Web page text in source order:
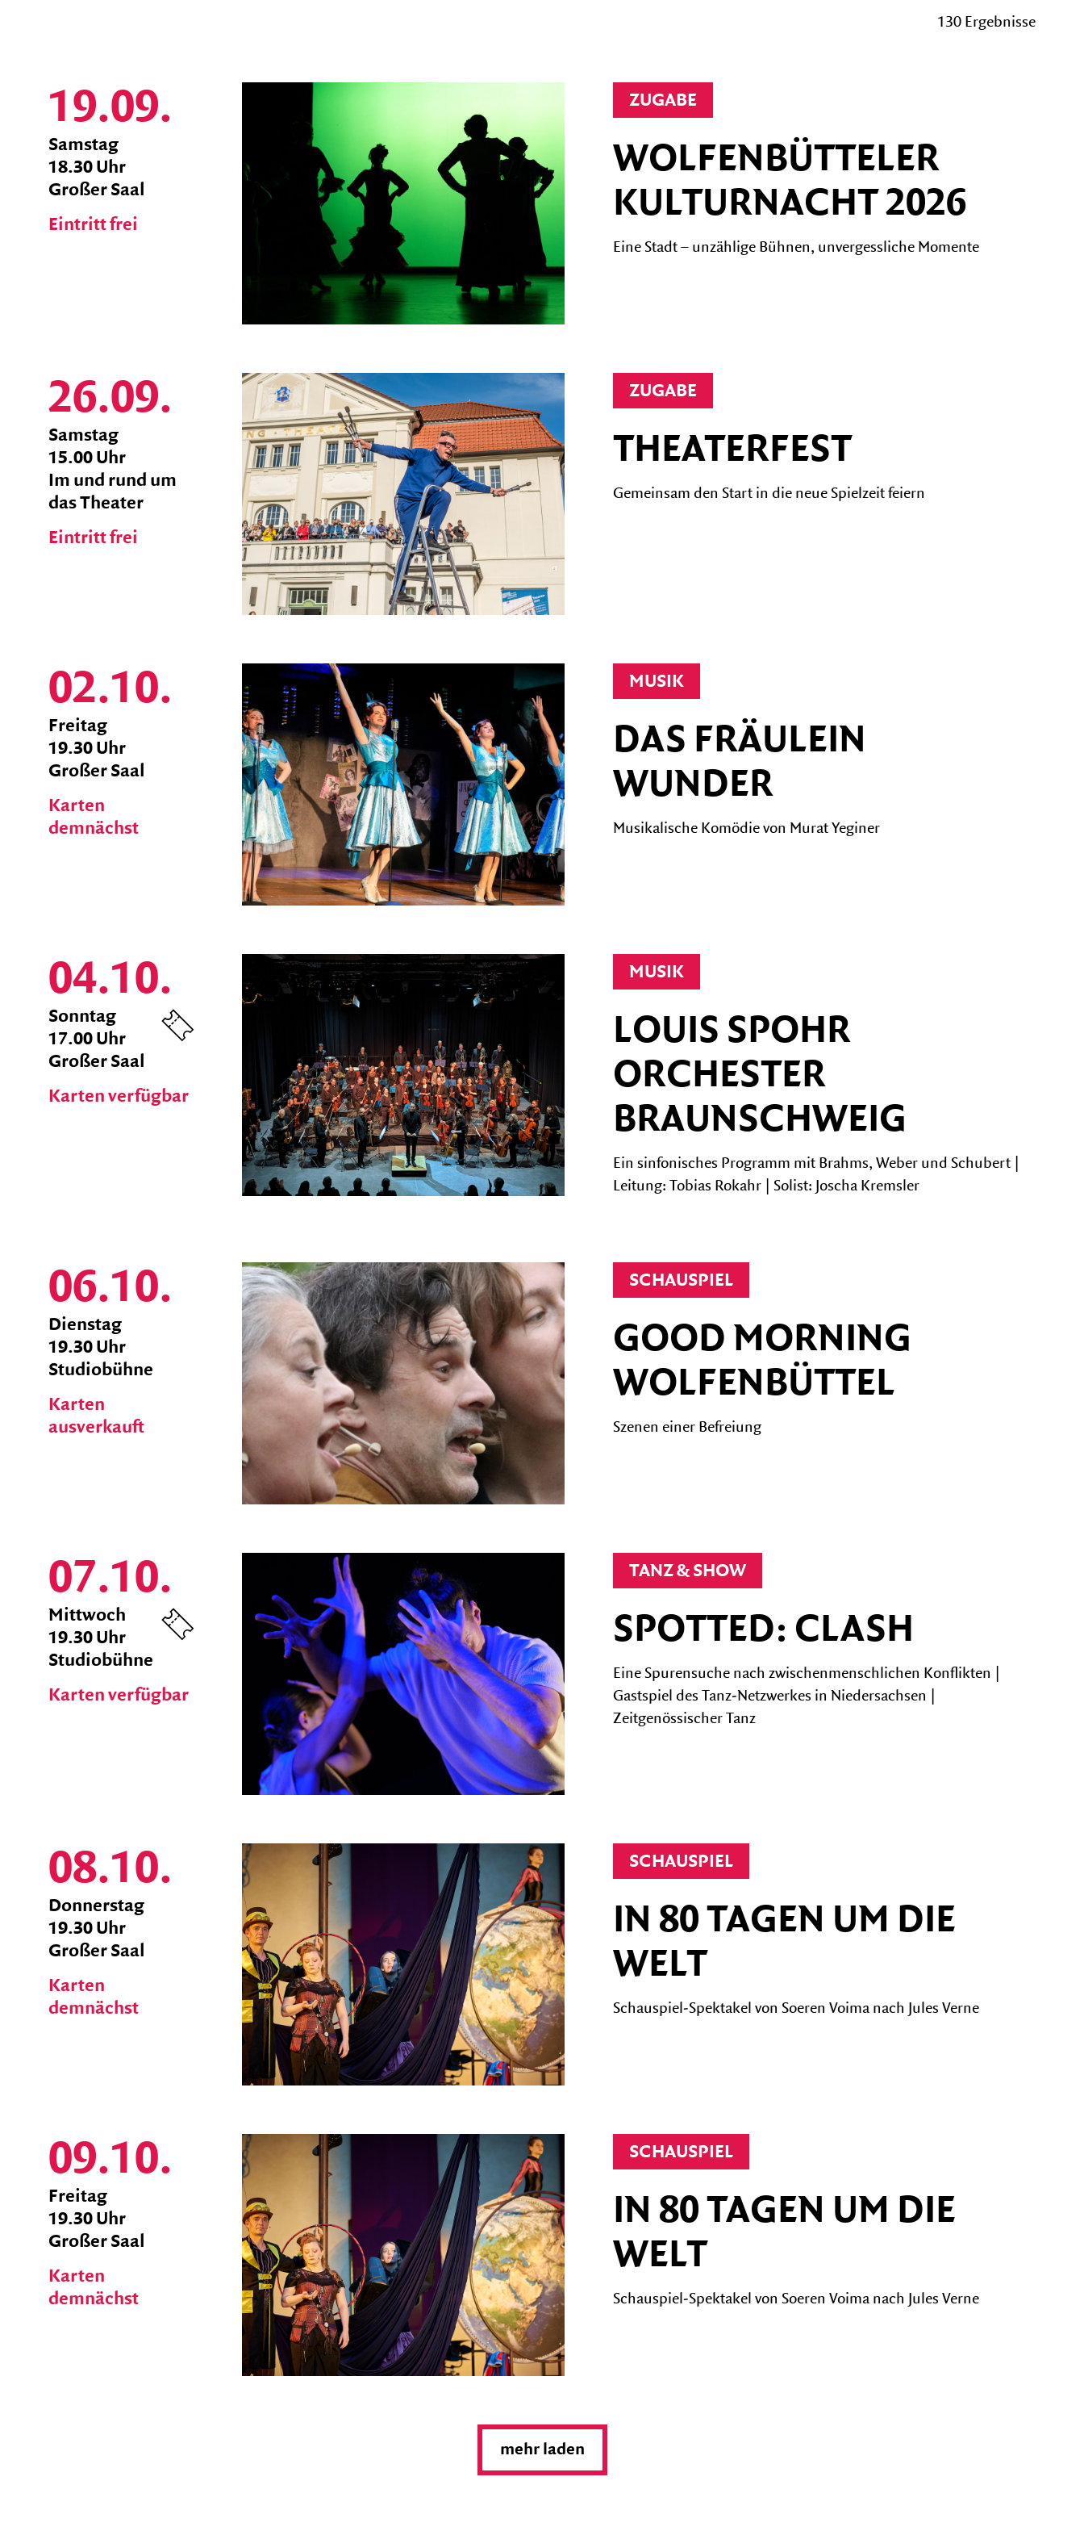
Abonnement-Bedingungen
Veranstaltungs-Pakete
Saalplan
Gastronomie
Fotogalerien
Förderverein
Geschichte
FESTIVALS
KulturSommer
130 Ergebnisse
19.09.
zum
Ticket
Shop
Samstag
18.30 Uhr
Großer Saal
Eintritt frei
ZUGABE
WOLFENBÜTTELER
KULTURNACHT 2026
Eine Stadt – unzählige Bühnen, unvergessliche Momente
26.09.
zum
Ticket
Shop
Samstag
15.00 Uhr
Im und rund um
das Theater
Eintritt frei
ZUGABE
THEATERFEST
Gemeinsam den Start in die neue Spielzeit feiern
02.10.
zum
Ticket
Shop
Freitag
19.30 Uhr
Großer Saal
Karten
demnächst
MUSIK
DAS FRÄULEIN
WUNDER
Musikalische Komödie von Murat Yeginer
04.10.
zum
Ticket
Shop
Sonntag
17.00 Uhr
Großer Saal
Karten verfügbar
MUSIK
LOUIS SPOHR
ORCHESTER
BRAUNSCHWEIG
Ein sinfonisches Programm mit Brahms, Weber und Schubert |
Leitung: Tobias Rokahr | Solist: Joscha Kremsler
06.10.
zum
Ticket
Shop
Dienstag
19.30 Uhr
Studiobühne
Karten
ausverkauft
SCHAUSPIEL
GOOD MORNING
WOLFENBÜTTEL
Szenen einer Befreiung
07.10.
zum
Ticket
Shop
Mittwoch
19.30 Uhr
Studiobühne
Karten verfügbar
TANZ & SHOW
SPOTTED: CLASH
Eine Spurensuche nach zwischenmenschlichen Konflikten |
Gastspiel des Tanz-Netzwerkes in Niedersachsen |
Zeitgenössischer Tanz
08.10.
zum
Ticket
Shop
Donnerstag
19.30 Uhr
Großer Saal
Karten
demnächst
SCHAUSPIEL
IN 80 TAGEN UM DIE
WELT
Schauspiel-Spektakel von Soeren Voima nach Jules Verne
09.10.
zum
Ticket
Shop
Freitag
19.30 Uhr
Großer Saal
Karten
demnächst
SCHAUSPIEL
IN 80 TAGEN UM DIE
WELT
Schauspiel-Spektakel von Soeren Voima nach Jules Verne
mehr laden